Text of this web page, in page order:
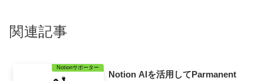
関連記事
Notionサポーター
Notion AIを活用してParmanent